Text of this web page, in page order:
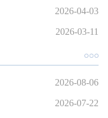
2026-04-03
2026-03-11
2026-08-06
2026-07-22